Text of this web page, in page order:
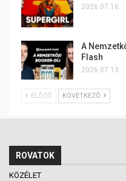
2026.07.16.
A
Flash
2026.07.13.
ELŐZŐ KÖVETKEZŐ
ROVATOK
KÖZÉLET